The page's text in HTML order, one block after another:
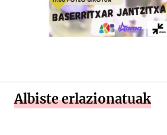
Albiste erlazionatuak